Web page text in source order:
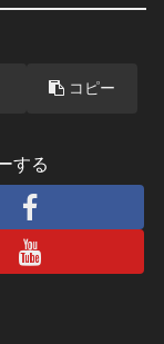
コピー
する